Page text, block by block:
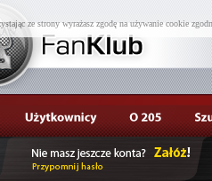
ze strony wyrażasz zgodę na używanie cookie